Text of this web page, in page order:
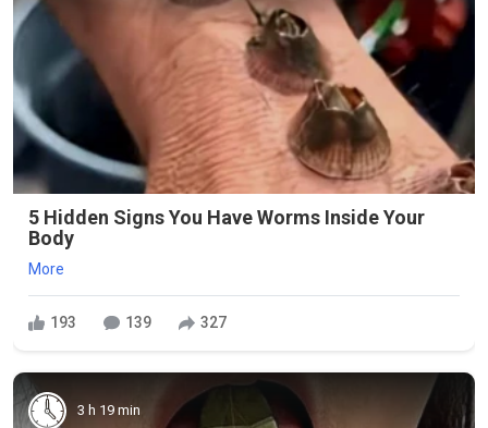
5 Hidden Signs You Have Worms Inside Your
Body
More
193 139 327
3 h 19 min